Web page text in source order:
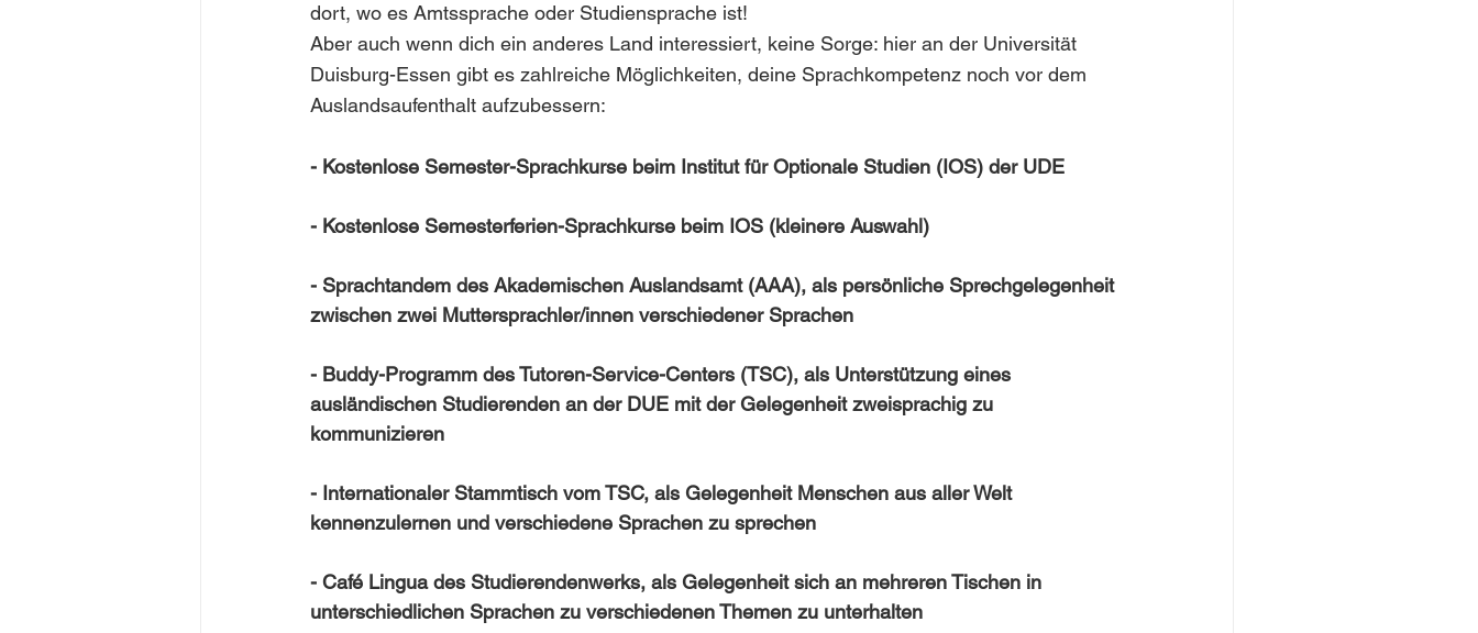
dort, wo es Amtssprache oder Studiensprache ist!
Aber auch wenn dich ein anderes Land interessiert, keine Sorge: hier an der Universität
Duisburg-Essen gibt es zahlreiche Möglichkeiten, deine Sprachkompetenz noch vor dem
Auslandsaufenthalt aufzubessern:
- Kostenlose Semester-Sprachkurse beim Institut für Optionale Studien (IOS) der UDE
- Kostenlose Semesterferien-Sprachkurse beim IOS (kleinere Auswahl)
- Sprachtandem des Akademischen Auslandsamt (AAA), als persönliche Sprechgelegenheit
zwischen zwei Muttersprachler/innen verschiedener Sprachen
- Buddy-Programm des Tutoren-Service-Centers (TSC), als Unterstützung eines
ausländischen Studierenden an der DUE mit der Gelegenheit zweisprachig zu
kommunizieren
- Internationaler Stammtisch vom TSC, als Gelegenheit Menschen aus aller Welt
kennenzulernen und verschiedene Sprachen zu sprechen
- Café Lingua des Studierendenwerks, als Gelegenheit sich an mehreren Tischen in
unterschiedlichen Sprachen zu verschiedenen Themen zu unterhalten